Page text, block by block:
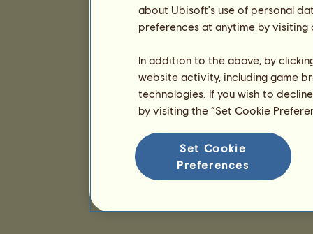
about Ubisoft's use of personal
preferences at anytime by
In addition to the above, by
website activity, including game
technologies. If you wish to
by visiting the “Set Cookie
Set Cookie
Preferences